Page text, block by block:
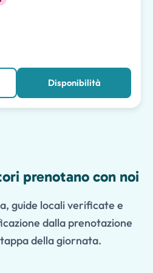
Disponibilità
prenotano con noi
guide locali verificate e
dalla prenotazione
della giornata.